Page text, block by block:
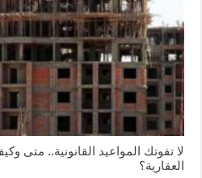
لا تفوتك المواعيد القانونية.. متى
العقارية؟